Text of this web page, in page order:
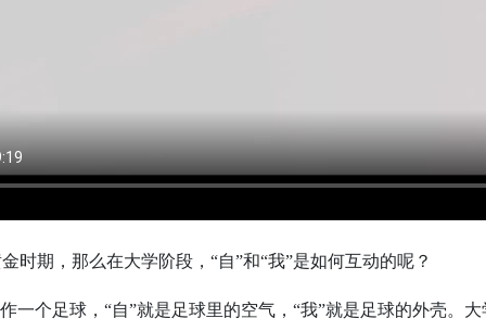
时期，那么在大学阶段，“自”和“我”是如何互动的呢？
一个足球，“自”就是足球里的空气，“我”就是足球的外壳。